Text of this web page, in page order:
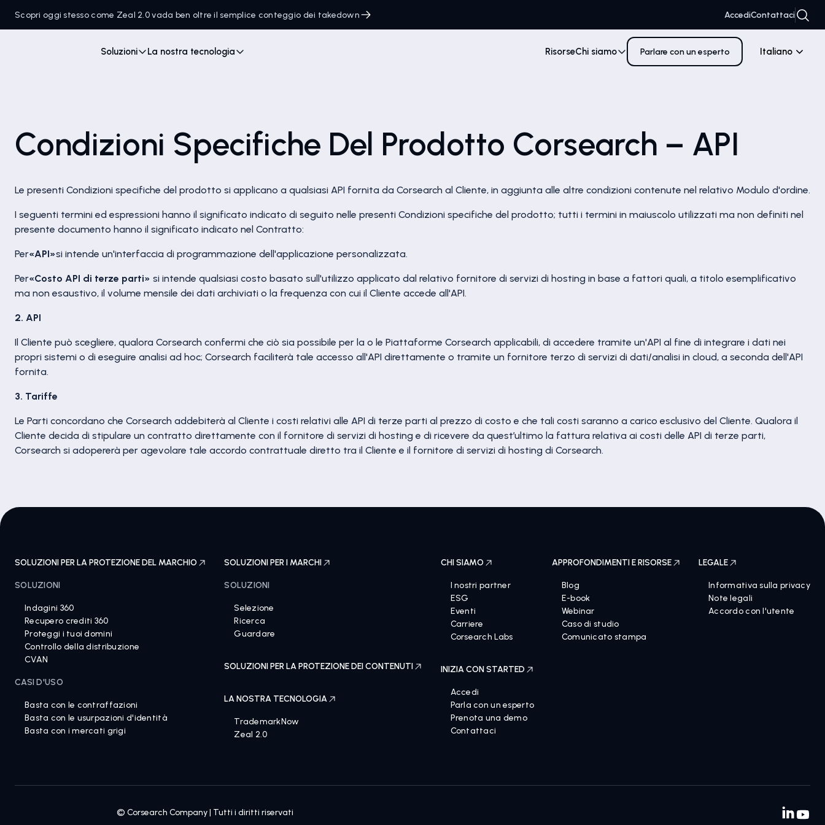
Scopri oggi stesso come Zeal 2.0 vada ben oltre il semplice conteggio dei takedown AccediContattaci
Soluzioni La nostra tecnologia RisorseChi siamo Parlare con un esperto Italiano
Condizioni Specifiche Del Prodotto Corsearch – API
Le presenti Condizioni specifiche del prodotto si applicano a qualsiasi API fornita da Corsearch al Cliente, in aggiunta alle altre condizioni contenute nel relativo Modulo d'ordine.
I seguenti termini ed espressioni hanno il significato indicato di seguito nelle presenti Condizioni specifiche del prodotto; tutti i termini in maiuscolo utilizzati ma non definiti nel
presente documento hanno il significato indicato nel Contratto:
Per«API»si intende un'interfaccia di programmazione dell'applicazione personalizzata.
Per«Costo API di terze parti» si intende qualsiasi costo basato sull'utilizzo applicato dal relativo fornitore di servizi di hosting in base a fattori quali, a titolo esemplificativo
ma non esaustivo, il volume mensile dei dati archiviati o la frequenza con cui il Cliente accede all'API.
2. API
Il Cliente può scegliere, qualora Corsearch confermi che ciò sia possibile per la o le Piattaforme Corsearch applicabili, di accedere tramite un'API al fine di integrare i dati nei
propri sistemi o di eseguire analisi ad hoc; Corsearch faciliterà tale accesso all'API direttamente o tramite un fornitore terzo di servizi di dati/analisi in cloud, a seconda dell'API
fornita.
3. Tariffe
Le Parti concordano che Corsearch addebiterà al Cliente i costi relativi alle API di terze parti al prezzo di costo e che tali costi saranno a carico esclusivo del Cliente. Qualora il
Cliente decida di stipulare un contratto direttamente con il fornitore di servizi di hosting e di ricevere da quest’ultimo la fattura relativa ai costi delle API di terze parti,
Corsearch si adopererà per agevolare tale accordo contrattuale diretto tra il Cliente e il fornitore di servizi di hosting di Corsearch.
SOLUZIONI PER LA PROTEZIONE DEL MARCHIO
SOLUZIONI
Indagini 360
Recupero crediti 360
Proteggi i tuoi domini
Controllo della distribuzione
CVAN
CASI D'USO
Basta con le contraffazioni
Basta con le usurpazioni d'identità
Basta con i mercati grigi
SOLUZIONI PER I MARCHI
SOLUZIONI
Selezione
Ricerca
Guardare
SOLUZIONI PER LA PROTEZIONE DEI CONTENUTI
LA NOSTRA TECNOLOGIA
TrademarkNow
Zeal 2.0
CHI SIAMO
I nostri partner
ESG
Eventi
Carriere
Corsearch Labs
INIZIA CON STARTED
Accedi
Parla con un esperto
Prenota una demo
Contattaci
APPROFONDIMENTI E RISORSE
Blog
E-book
Webinar
Caso di studio
Comunicato stampa
LEGALE
Informativa sulla privacy
Note legali
Accordo con l'utente
© Corsearch Company | Tutti i diritti riservati